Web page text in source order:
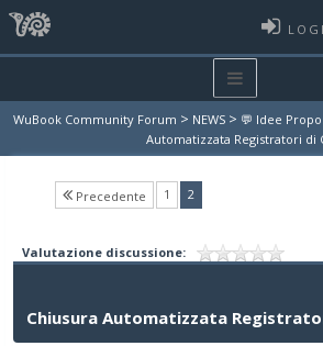
WuBook Community Forum > NEWS > 💬 Idee
Automatizzata Registratori di
Precedente 1 2(current)
Valutazione discussione:
Chiusura Automatizzata